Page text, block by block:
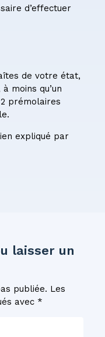
d’effectuer
de votre état,
moins qu’un
prémolaires
expliqué par
laisser un
publiée. Les
avec *